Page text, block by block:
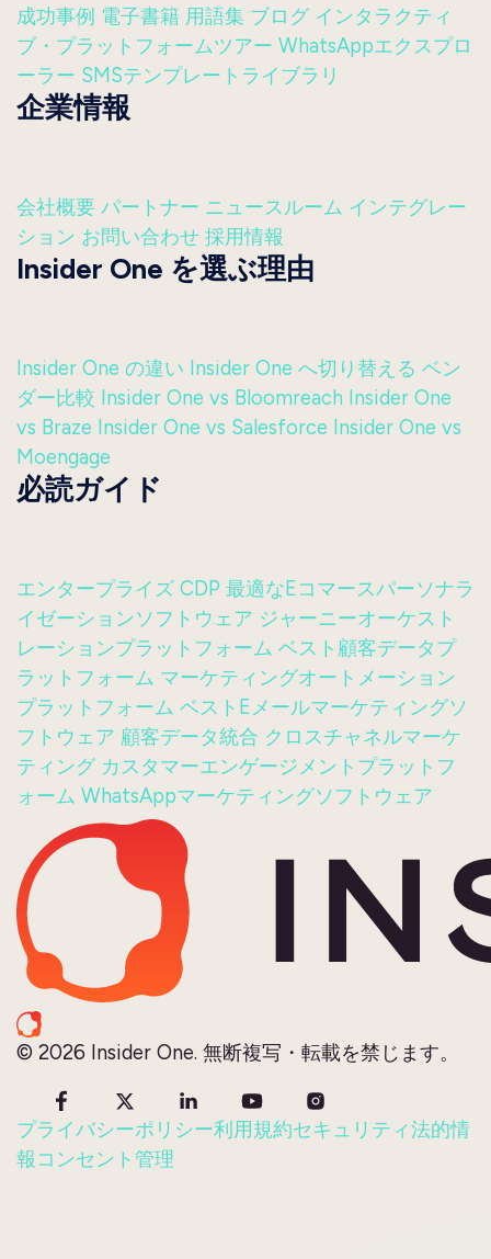
成功事例 電子書籍 用語集 ブログ インタラクティ
ブ・プラットフォームツアー WhatsAppエクスプロ
ーラー SMSテンプレートライブラリ
企業情報
会社概要 パートナー ニュースルーム インテグレー
ション お問い合わせ 採用情報
Insider One を選ぶ理由
Insider One の違い Insider One へ切り替える ベン
ダー比較 Insider One vs Bloomreach Insider One
vs Braze Insider One vs Salesforce Insider One vs
Moengage
必読ガイド
エンタープライズ CDP 最適なEコマースパーソナラ
イゼーションソフトウェア ジャーニーオーケスト
レーションプラットフォーム ベスト顧客データプ
ラットフォーム マーケティングオートメーション
プラットフォーム ベストEメールマーケティングソ
フトウェア 顧客データ統合 クロスチャネルマーケ
ティング カスタマーエンゲージメントプラットフ
ォーム WhatsAppマーケティングソフトウェア
© 2026 Insider One. 無断複写・転載を禁じます。
プライバシーポリシー利用規約セキュリティ法的情
報コンセント管理